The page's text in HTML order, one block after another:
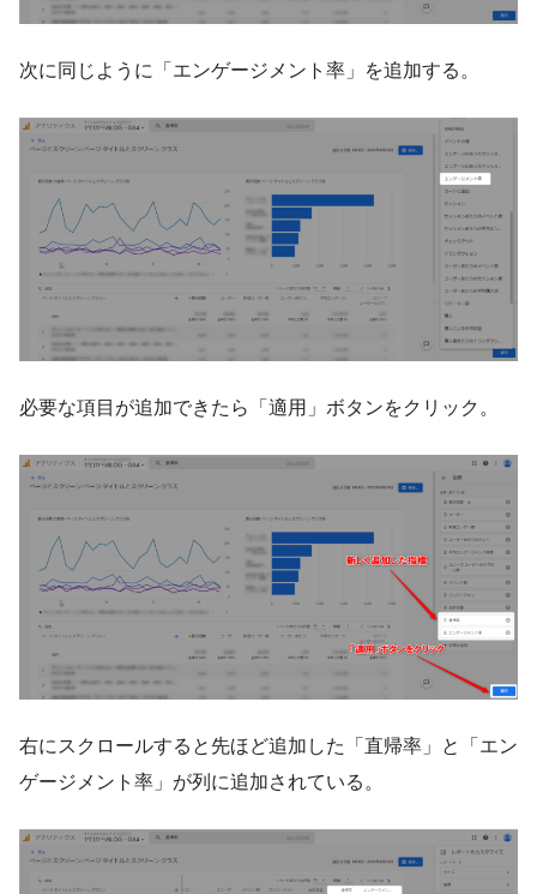
次に同じように「エンゲージメント率」を追加する。
必要な項目が追加できたら「適用」ボタンをクリック。
右にスクロールすると先ほど追加した「直帰率」と「エン
ゲージメント率」が列に追加されている。